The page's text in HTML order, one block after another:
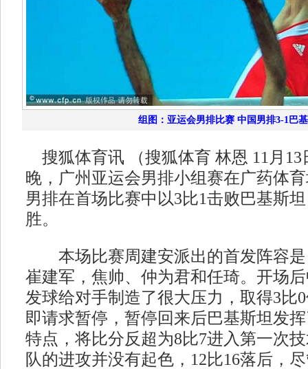
组图：亚运会男排比赛 中国男排3-1巴
搜狐体育讯 （搜狐体育 林恩 11月13
晚，广州亚运会男排小组赛在广药体
男排在首场比赛中以3比1击败巴基斯
胜。
本场比赛周建安派出的首发阵容是
崔建军，焦帅、仲为君和任琦。开场
发球给对手制造了很大压力，取得3比
即请求暂停，暂停回来后巴基斯坦发
特点，将比分反超为8比7进入第一次
队的进攻并没有起色，12比16落后，